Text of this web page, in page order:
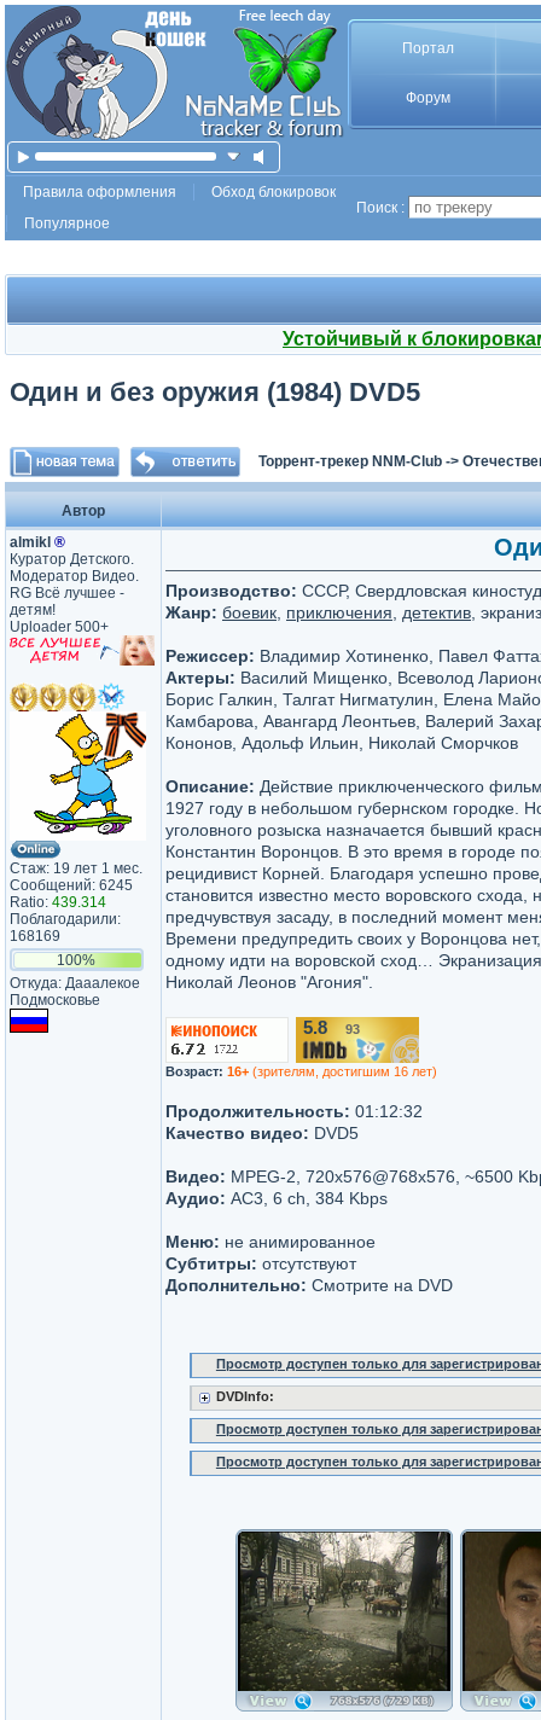
Портал
Форум
Правила оформления
Обход блокировок
Популярное
Поиск :
Устойчивый к
Один и без оружия (1984) DVD5
Торрент-трекер NNM-Club ->
Автор
almikl ®
Куратор Детского.
Модератор Видео.
RG Всё лучшее -
детям!
Uploader 500+
Стаж: 19 лет 1 мес.
Сообщений: 6245
Ratio: 439.314
Поблагодарили:
168169
100%
Откуда: Дааалекое
Подмосковье
Производство: СССР, Свердловская
Жанр: боевик приключения детектив ,
Режиссер: Владимир Хотиненко, Павел
Актеры: Василий Мищенко, Всеволод
Борис Галкин, Талгат Нигматулин, Елена
Камбарова, Авангард Леонтьев, Валерий
Кононов, Адольф Ильин, Николай Сморчков
Описание: Действие приключенческого
1927 году в небольшом губернском городке.
уголовного розыска назначается бывший
Константин Воронцов. В это время в городе
рецидивист Корней. Благодаря успешно
становится известно место воровского схода,
предчувствуя засаду, в последний момент
Времени предупредить своих у Воронцова
одному идти на воровской сход…
Николай Леонов "Агония".
5.8 93
Возраст: 16+ (зрителям, достигшим 16 лет)
Продолжительность: 01:12:32
Качество видео: DVD5
Видео: MPEG-2, 720x576@768x576, ~6500
Аудио: AC3, 6 ch, 384 Kbps
Меню: не анимированное
Субтитры: отсутствуют
Дополнительно: Смотрите на DVD
Просмотр доступен только для
DVDInfo:
Просмотр доступен только для
Просмотр доступен только для